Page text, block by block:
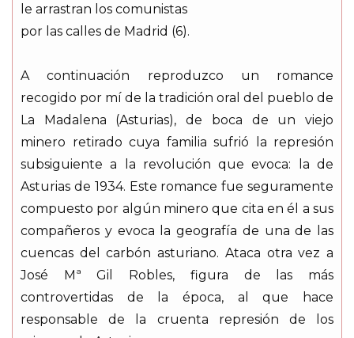
le arrastran los comunistas
por las calles de Madrid (6).
A continuación reproduzco un romance
recogido por mí de la tradición oral del pueblo de
La Madalena (Asturias), de boca de un viejo
minero retirado cuya familia sufrió la represión
subsiguiente a la revolución que evoca: la de
Asturias de 1934. Este romance fue seguramente
compuesto por algún minero que cita en él a sus
compañeros y evoca la geografía de una de las
cuencas del carbón asturiano. Ataca otra vez a
José Mª Gil Robles, figura de las más
controvertidas de la época, al que hace
responsable de la cruenta represión de los